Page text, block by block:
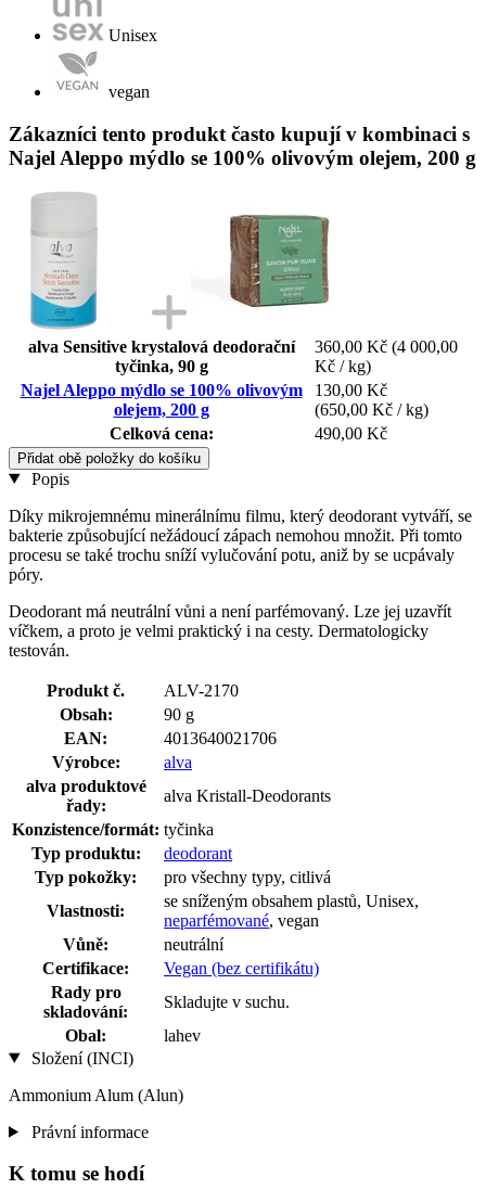
Unisex
vegan
Zákazníci tento produkt často kupují v kombinaci s
Najel Aleppo mýdlo se 100% olivovým olejem, 200 g
alva Sensitive krystalová deodorační
tyčinka, 90 g
360,00 Kč (4 000,00
Kč / kg)
Najel Aleppo mýdlo se 100% olivovým
olejem, 200 g
130,00 Kč
(650,00 Kč / kg)
Celková cena:
490,00 Kč
Přidat obě položky do košíku
Popis
Díky mikrojemnému minerálnímu filmu, který deodorant vytváří, se
bakterie způsobující nežádoucí zápach nemohou množit. Při tomto
procesu se také trochu sníží vylučování potu, aniž by se ucpávaly
póry.
Deodorant má neutrální vůni a není parfémovaný. Lze jej uzavřít
víčkem, a proto je velmi praktický i na cesty. Dermatologicky
testován.
Produkt č.
ALV-2170
Obsah:
90 g
EAN:
4013640021706
Výrobce:
alva
alva produktové
řady:
alva Kristall-Deodorants
Konzistence/formát: tyčinka
Typ produktu:
deodorant
Typ pokožky:
pro všechny typy, citlivá
Vlastnosti:
se sníženým obsahem plastů, Unisex,
neparfémované, vegan
Vůně:
neutrální
Certifikace:
Vegan (bez certifikátu)
Rady pro
skladování:
Skladujte v suchu.
Obal:
lahev
Složení (INCI)
Ammonium Alum (Alun)
Právní informace
K tomu se hodí